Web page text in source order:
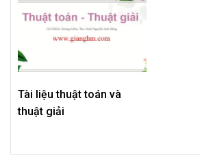
Tài liệu thuật toán và
thuật giải